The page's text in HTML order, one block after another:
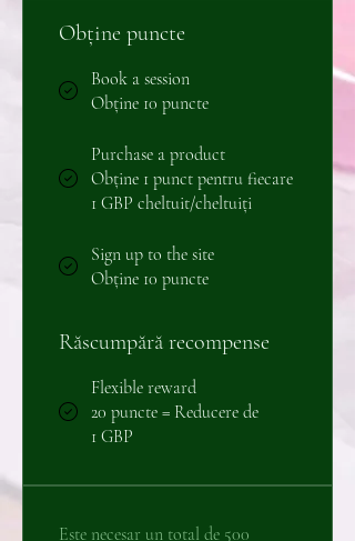
Obține puncte
Book a session
Obține 10 puncte
Purchase a product
Obține 1 punct pentru fiecare
1 GBP cheltuit/cheltuiți
Sign up to the site
Obține 10 puncte
Răscumpără recompense
Flexible reward
20 puncte = Reducere de
1 GBP
Este necesar un total de 500